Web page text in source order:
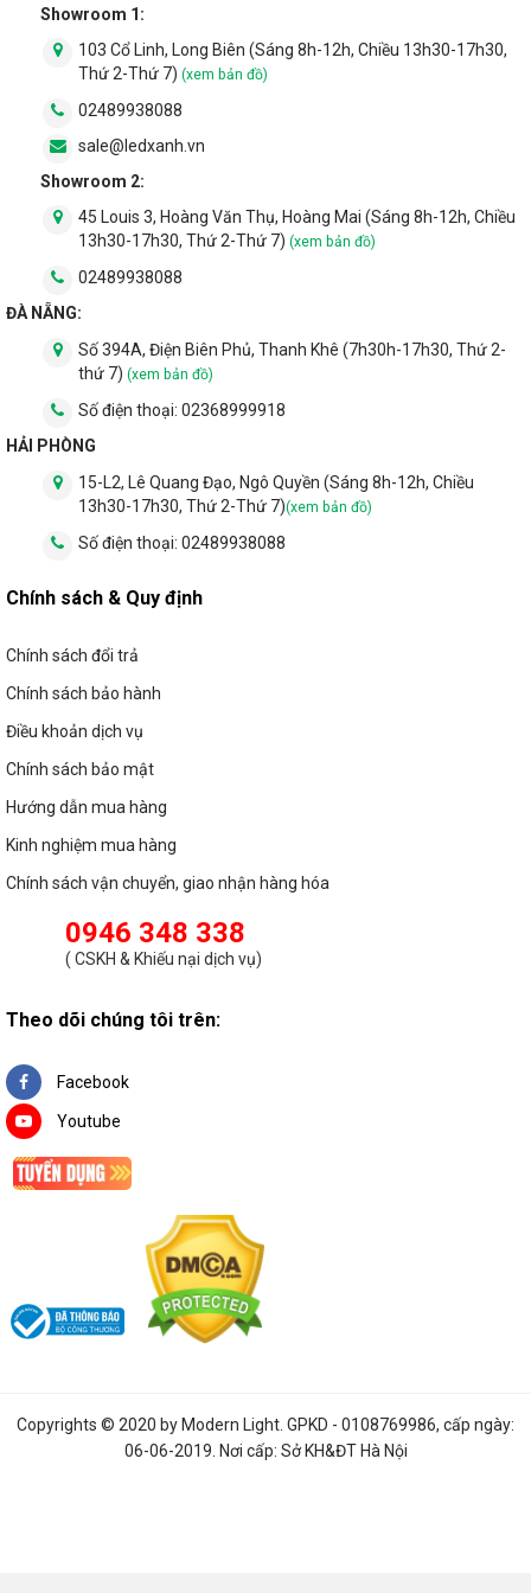
3.4. Tản nhiệt thông minh, tăng tuổi thọ
chip led
tản nhiệt ra bên ngoài nhưng vẫn đảm bảo khuếch tán nhiệt tốt
giúp kéo dài tuổi thọ của Chipled và đèn.
Nguồn (Driver) giúp chuyển đổi dòng xoay chiều thành dòng 1
hoạt động trong dải điện áp rộng giúp nâng cao tuổi thọ của
tượng đèn quá nóng khi phải hoạt động liên tục.
360 độ
Giống với hầu hết các mẫu đèn rọi ray tại LED Xanh, đèn được
trang bị hai khớp xoay linh hoạt. Đèn có 2 khớp xoay 360 độ ở
phận tay đèn và 90 độ ở phần thân đèn cho khả năng điều
chỉnh phương chiếu linh hoạt 360 độ
Tính năng này chính là ưu điểm lớn nhất của mẫu sản phẩm rọi
ray so với các sản phẩm đèn led khác. Nếu như bạn muốn thay
đổi sản phẩm, đồ vật, vị trí chiếu sáng thì chỉ cần di chuyển đèn
là đáp ứng được nhu cầu của bạn.
Showroom 1:
103 Cổ Linh, Long Biên (Sáng 8h-12h, Chiều 13h30-17h30,
Thứ 2-Thứ 7) (xem bản đồ)
02489938088
sale@ledxanh.vn
Showroom 2:
45 Louis 3, Hoàng Văn Thụ, Hoàng Mai (Sáng 8h-12h, Chiều
13h30-17h30, Thứ 2-Thứ 7) (xem bản đồ)
02489938088
ĐÀ NẴNG:
Số 394A, Điện Biên Phủ, Thanh Khê (7h30h-17h30, Thứ 2-
thứ 7) (xem bản đồ)
Số điện thoại: 02368999918
HẢI PHÒNG
15-L2, Lê Quang Đạo, Ngô Quyền (Sáng 8h-12h, Chiều
13h30-17h30, Thứ 2-Thứ 7)(xem bản đồ)
Số điện thoại: 02489938088
Chính sách & Quy định
Chính sách đổi trả
Chính sách bảo hành
Điều khoản dịch vụ
Chính sách bảo mật
Hướng dẫn mua hàng
Kinh nghiệm mua hàng
Chính sách vận chuyển, giao nhận hàng hóa
0946 348 338
( CSKH & Khiếu nại dịch vụ)
Theo dõi chúng tôi trên:
Facebook
Youtube
Copyrights © 2020 by Modern Light . GPKD - 0108769986, cấp ngày:
06-06-2019. Nơi cấp: Sở KH&ĐT Hà Nội